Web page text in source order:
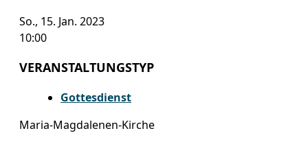
So., 15. Jan. 2023
10:00
VERANSTALTUNGSTYP
Gottesdienst
Maria-Magdalenen-Kirche